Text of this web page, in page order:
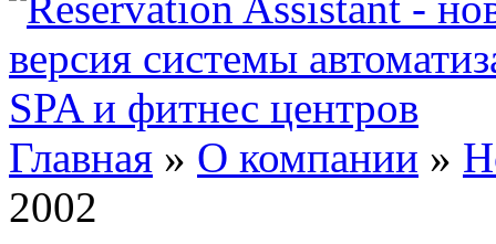
Главная » О компании »
2002